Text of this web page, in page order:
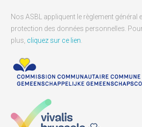
Nos ASBL appliquent le règlement général
protection des données personnelles.
plus, cliquez sur ce lien.